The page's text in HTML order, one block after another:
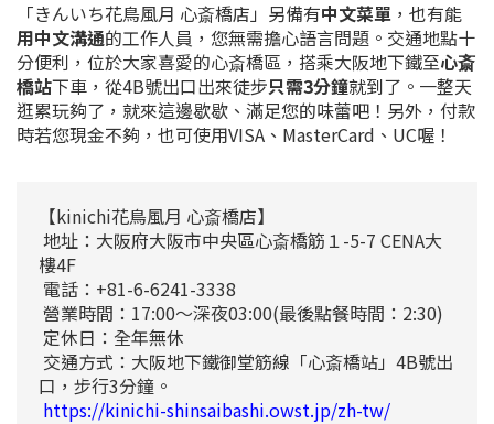
「きんいち花鳥風月 心斎橋店」另備有中文菜單 ，也有能
用中文溝通的工作人員，您無需擔心語言問題。交通地點十
分便利，位於大家喜愛的心斎橋區，搭乘大阪地下鐵至心斎
橋站下車，從4B號出口出來徒步只需3分鐘就到了。一整天
逛累玩夠了，就來這邊歇歇、滿足您的味蕾吧！另外，付款
時若您現金不夠，也可使用VISA、MasterCard、UC喔！
【kinichi花鳥風月 心斎橋店】
地址：大阪府大阪市中央區心斎橋筋１-5-7 CENA大
樓4F
電話：+81-6-6241-3338
營業時間：17:00～深夜03:00(最後點餐時間：2:30)
定休日：全年無休
交通方式：大阪地下鐵御堂筋線「心斎橋站」4B號出
口，步行3分鐘。
https://kinichi-shinsaibashi.owst.jp/zh-tw/